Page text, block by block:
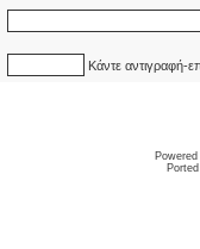
Κάντε αντιγραφή-